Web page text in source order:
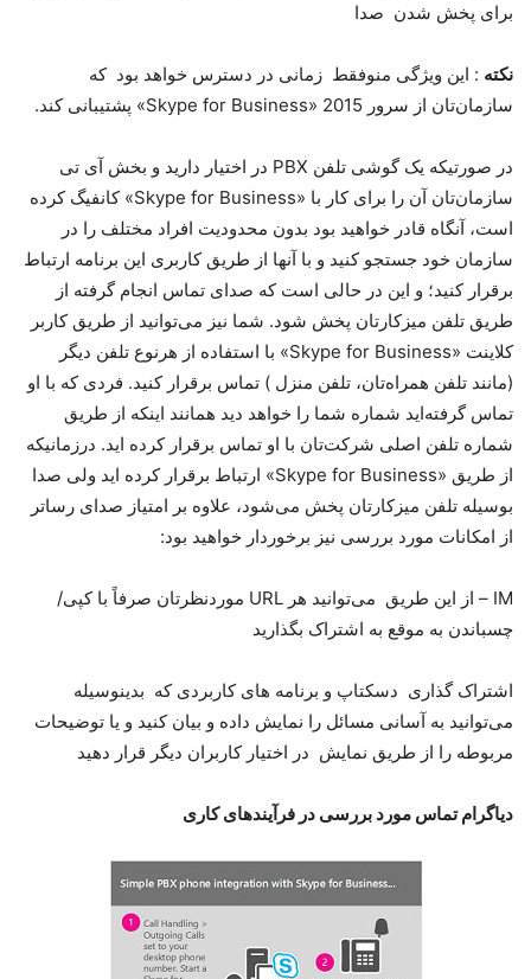
برای پخش شدن صدا
نکته : این ویژگی منوفقط زمانی در دسترس خواهد بود که
سازمان‌تان از سرور 2015 «Skype for Business» پشتیبانی کند.
در صورتیکه یک گوشی تلفن PBX در اختیار دارید و بخش آی تی
سازمان‌تان آن را برای کار با «Skype for Business» کانفیگ کرده‌
است، آنگاه قادر خواهید بود بدون محدودیت افراد مختلف را در
سازمان خود جستجو کنید و با آنها از طریق کاربری این برنامه ارتباط
برقرار کنید؛ و این در حالی است که صدای تماس‌ انجام گرفته از
طریق تلفن میزکارتان پخش شود. شما نیز می‌توانید از طریق کاربر
کلاینت «Skype for Business» با استفاده از هرنوع تلفن دیگر
(مانند تلفن همراه‌تان، تلفن منزل ) تماس برقرار کنید. فردی که با او
تماس گرفته‌اید شماره شما را خواهد دید همانند اینکه از طریق
شماره تلفن اصلی شرکت‌تان با او تماس برقرار کرده اید. درزمانیکه
از طریق «Skype for Business» ارتباط برقرار کرده اید ولی صدا
بوسیله تلفن میزکارتان پخش می‌شود، علاوه بر امتیاز صدای رساتر
از امکانات مورد بررسی نیز برخوردار خواهید بود:
IM – از این طریق می‌توانید هر URL موردنظرتان صرفاً با کپی/
چسباندن به موقع به اشتراک بگذارید
اشتراک گذاری دسکتاپ و برنامه های کاربردی که بدینوسیله
می‌توانید به آسانی مسائل را نمایش داده و بیان کنید و یا توضیحات
مربوطه را از طریق نمایش در اختیار کاربران دیگر قرار دهید
دیاگرام تماس مورد بررسی در فرآیندهای کاری